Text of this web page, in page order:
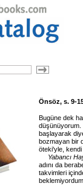
Önsöz, s. 9-
Bugüne dek
düşünüyorum.
başlayarak
bozmayan bir
öteki'yle,
Yabancı
adını da
takvimleri